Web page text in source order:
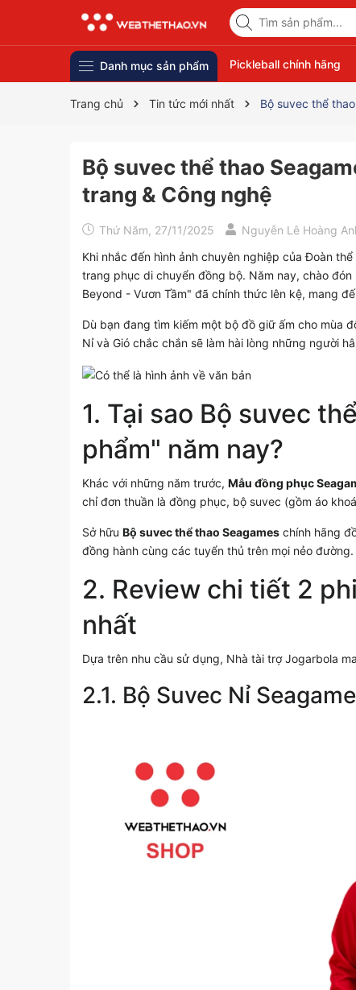
Danh mục sản phẩm Pickleball chính hãng
Trang chủ Tin tức mới nhất Bộ suvec thể
Bộ suvec thể thao
trang & Công nghệ
Thứ Năm, 27/11/2025
Nguyễn Lê Hoàng
Khi nhắc đến hình ảnh chuyên nghiệp của Đoàn
trang phục di chuyển đồng bộ. Năm nay, chào đón
Beyond - Vươn Tầm" đã chính thức lên kệ, mang
Dù bạn đang tìm kiếm một bộ đồ giữ ấm cho mùa
Nỉ và Gió chắc chắn sẽ làm hài lòng những người
1. Tại sao Bộ suvec
phẩm" năm nay?
Khác với những năm trước, Mẫu đồng phục
chỉ đơn thuần là đồng phục, bộ suvec (gồm áo
Sở hữu Bộ suvec thể thao Seagames chính hãng
đồng hành cùng các tuyển thủ trên mọi nẻo đường.
2. Review chi tiết 2
nhất
Dựa trên nhu cầu sử dụng, Nhà tài trợ Jogarbola
2.1. Bộ Suvec Nỉ